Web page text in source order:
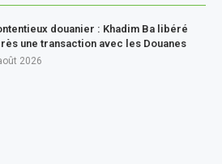
douanier : Khadim Ba libéré
une transaction avec les Douanes
2026